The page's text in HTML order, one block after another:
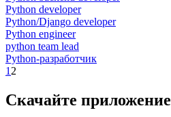
Python developer
Python/Django developer
Python engineer
python team lead
Python-разработчик
1 2
Скачайте приложение